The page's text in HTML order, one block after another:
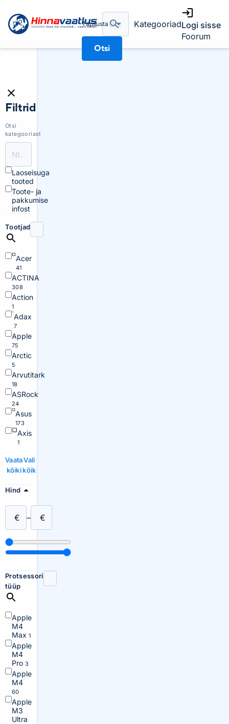
Täpsusta
Otsi
KategooriadLogi sisse
Foorum
Filtrid
Otsi
kategooriast
Laoseisuga
tooted
Toote- ja
pakkumise
infost
Tootjad
Acer
41
ACTINA
308
Action
1
Adax
7
Apple
75
Arctic
5
Arvutitark
18
ASRock
24
Asus
173
Axis
1
Vaata
kõiki
Vali
kõik
Hind
€ – €
Protsessori
tüüp
Apple
M4
Max 1
Apple
M4
Pro 3
Apple
M4
60
Apple
M3
Ultra